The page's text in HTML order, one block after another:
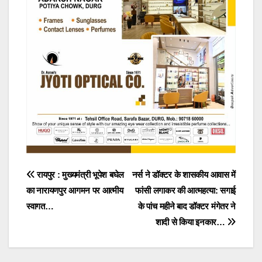
Post
navigation
नर्स ने डॉक्टर के शासकीय आवास में
फांसी लगाकर की आत्महत्या: सगाई
के पांच महीने बाद डॉक्टर मंगेतर ने
शादी से किया इनकार…
रायपुर : मुख्यमंत्री भूपेश बघेल
का नारायणपुर आगमन पर आत्मीय
स्वागत…